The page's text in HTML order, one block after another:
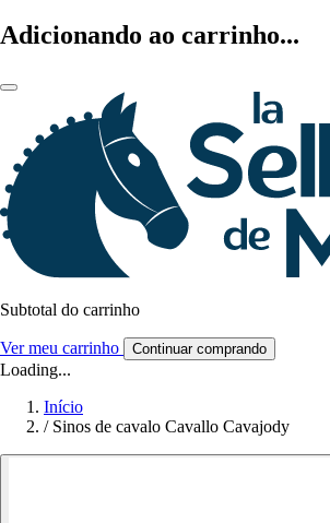
Adicionando ao carrinho...
Subtotal do carrinho
Ver meu carrinho Continuar comprando
Loading...
Início
/ Sinos de cavalo Cavallo Cavajody